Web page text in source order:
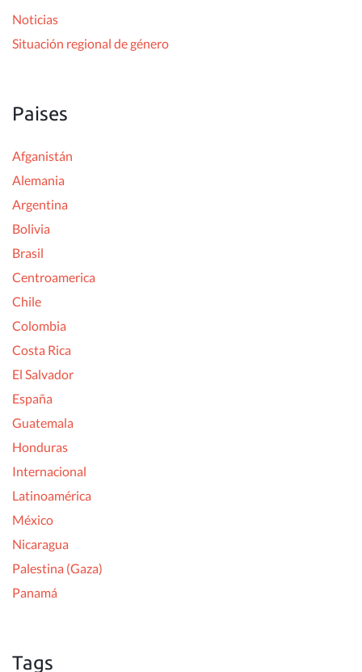
:
Noticias
Situación regional de género
Paises
Afganistán
Alemania
Argentina
Bolivia
Brasil
Centroamerica
Chile
Colombia
Costa Rica
El Salvador
España
Guatemala
Honduras
Internacional
Latinoamérica
México
Nicaragua
Palestina (Gaza)
Panamá
Tags